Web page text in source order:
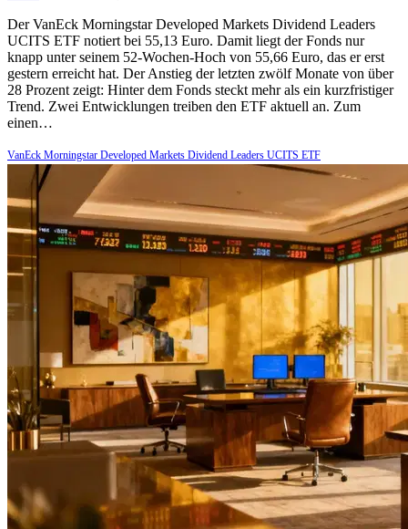
Der VanEck Morningstar Developed Markets Dividend Leaders
UCITS ETF notiert bei 55,13 Euro. Damit liegt der Fonds nur
knapp unter seinem 52-Wochen-Hoch von 55,66 Euro, das er erst
gestern erreicht hat. Der Anstieg der letzten zwölf Monate von über
28 Prozent zeigt: Hinter dem Fonds steckt mehr als ein kurzfristiger
Trend. Zwei Entwicklungen treiben den ETF aktuell an. Zum
einen…
VanEck Morningstar Developed Markets Dividend Leaders UCITS ETF